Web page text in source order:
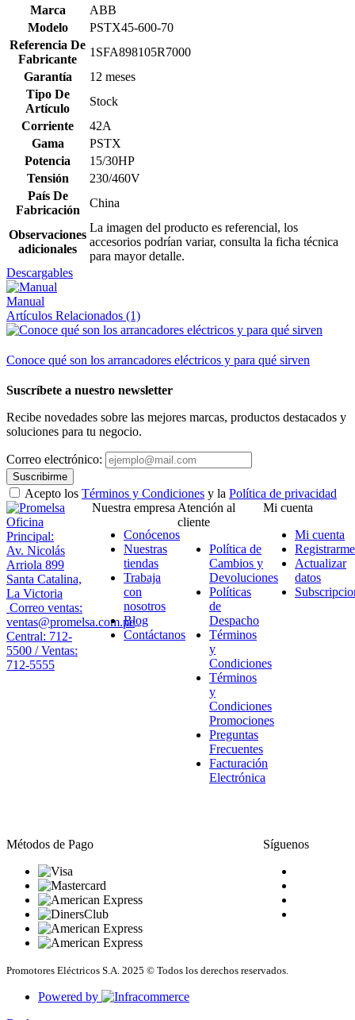
Marca
ABB
Modelo
PSTX45-600-70
Referencia De
Fabricante
1SFA898105R7000
Garantía
12 meses
Tipo De
Artículo
Stock
Corriente
42A
Gama
PSTX
Potencia
15/30HP
Tensión
230/460V
País De
Fabricación
China
Observaciones
adicionales
La imagen del producto es referencial, los
accesorios podrían variar, consulta la ficha técnica
para mayor detalle.
Descargables
Manual
Artículos Relacionados (1)
Conoce qué son los arrancadores eléctricos y para qué sirven
Suscríbete a nuestro newsletter
Recibe novedades sobre las mejores marcas, productos destacados y
soluciones para tu negocio.
Correo electrónico:
Suscribirme
Acepto los Términos y Condiciones y la Política de privacidad
Oficina
Principal:
Av. Nicolás
Arriola 899
Santa Catalina,
La Victoria
Correo ventas:
ventas@promelsa.com.pe
Central: 712-
5500 / Ventas:
712-5555
Nuestra empresa
Conócenos
Nuestras
tiendas
Trabaja
con
nosotros
Blog
Contáctanos
Atención al
cliente
Política de
Cambios y
Devoluciones
Políticas
de
Despacho
Términos
y
Condiciones
Términos
y
Condiciones
Promociones
Preguntas
Frecuentes
Facturación
Electrónica
Mi cuenta
Mi cuenta
Registrarme
Actualizar
datos
Métodos de Pago Síguenos
Promotores Eléctricos S.A. 2025 © Todos los derechos reservados.
Powered by